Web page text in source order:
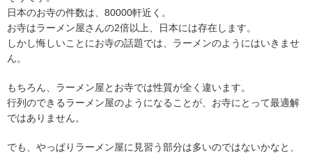
日本のお寺の件数は、80000軒近く。
お寺はラーメン屋さんの2倍以上、日本には存在します。
しかし悔しいことにお寺の話題では、ラーメンのようにはいきませ
ん。
もちろん、ラーメン屋とお寺では性質が全く違います。
行列のできるラーメン屋のようになることが、お寺にとって最適解
ではありません。
でも、やっぱりラーメン屋に見習う部分は多いのではないかなと、